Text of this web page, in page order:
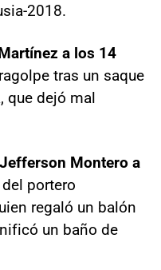
2018.
a los 14
tras un saque
que dejó mal
Montero a
portero
regaló un balón
un baño de